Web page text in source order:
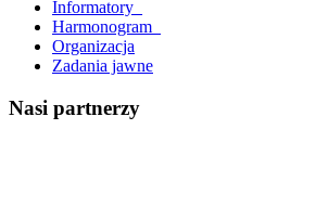
Informatory_
Harmonogram_
Organizacja
Zadania jawne
Nasi partnerzy